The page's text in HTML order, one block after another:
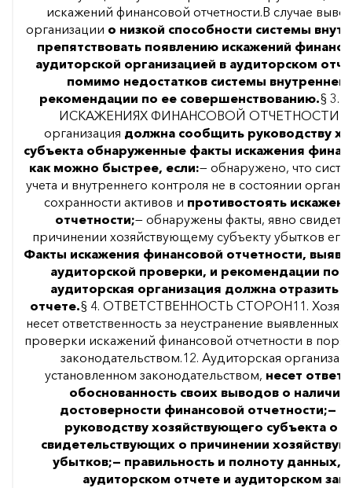
искажений финансовой отчетности.В случае
организации о низкой способности системы
препятствовать появлению искажений
аудиторской организацией в аудиторском
помимо недостатков системы
рекомендации по ее совершенствованию.§ 3.
ИСКАЖЕНИЯХ ФИНАНСОВОЙ ОТЧЕТНОСТИ9.
организация должна сообщить руководству
субъекта обнаруженные факты искажения
как можно быстрее, если:— обнаружено, что
учета и внутреннего контроля не в состоянии
сохранности активов и противостоять
отчетности;— обнаружены факты, явно
причинении хозяйствующему субъекту убытков
Факты искажения финансовой отчетности,
аудиторской проверки, и рекомендации по
аудиторская организация должна отразить
отчете.§ 4. ОТВЕТСТВЕННОСТЬ СТОРОН11.
несет ответственность за неустранение выявленных
проверки искажений финансовой отчетности в
законодательством.12. Аудиторская
установленном законодательством, несет
обоснованность своих выводов о
достоверности финансовой отчетности;—
руководству хозяйствующего субъекта о
свидетельствующих о причинении
убытков;— правильность и полноту данных,
аудиторском отчете и аудиторском